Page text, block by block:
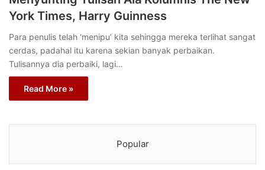
York Times, Harry Guinness
Para penulis telah ‘menipu’ kita sehingga mereka terlihat sangat
cerdas, padahal itu karena sekian banyak perbaikan.
Tulisannya dia perbaiki, lagi…
Read More »
Popular